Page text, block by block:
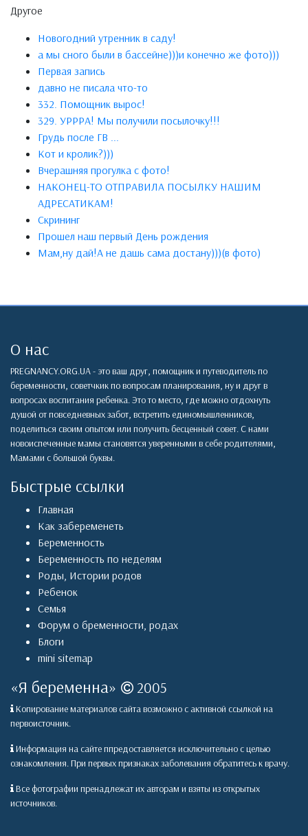
Другое
Новогодний утренник в саду!
а мы сного были в бассейне)))и конечно же фото)))
Первая запись
давно не писала что-то
332. Помощник вырос!
329. УРРРА! Мы получили посылочку!!!
Грудь после ГВ ...
Кот и кролик?)))
Вчерашняя прогулка с фото!
НАКОНЕЦ-ТО ОТПРАВИЛА ПОСЫЛКУ НАШИМ
АДРЕСАТИКАМ!
Скрининг
Прошел наш первый День рождения
Мам,ну дай!А не дашь сама достану)))(в фото)
О нас
PREGNANCY.ORG.UA - это ваш друг, помощник и путеводитель по
беременности, советчкик по вопросам планирования, ну и друг в
вопросах воспитания ребенка. Это то место, где можно отдохнуть
душой от повседневных забот, встретить единомышленников,
поделиться своим опытом или получить бесценный совет. С нами
новоиспеченные мамы становятся уверенными в себе родителями,
Мамами с большой буквы.
Быстрые ссылки
Главная
Как забеременеть
Беременность
Беременность по неделям
Роды, Истории родов
Ребенок
Семья
Форум о бременности, родах
Блоги
mini sitemap
«Я беременна» 2005
Копирование материалов сайта возможно с активной ссылкой на
первоисточник.
Информация на сайте ппредоставляется исключительно с целью
ознакомления. При первых признаках заболевания обратитесь к врачу.
Все фотографии пренадлежат их авторам и взяты из открытых
источников.